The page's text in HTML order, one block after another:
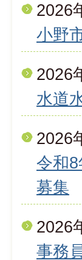
2026
小野
2026
水道
2026
令和
募集
2026
事務